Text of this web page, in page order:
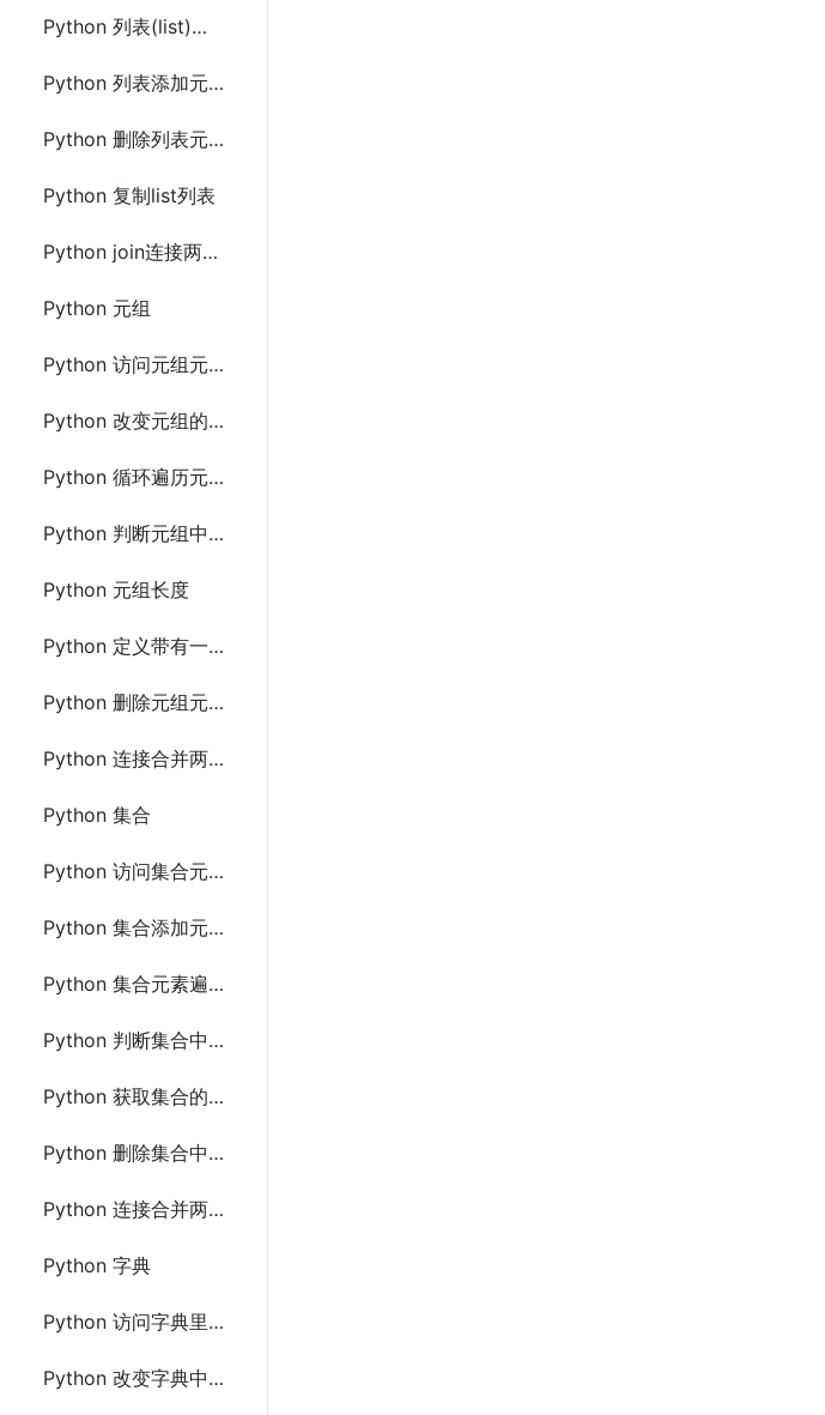
Python 列表(list)长度
Python 列表添加元素
Python 删除列表元素
Python 复制list列表
Python join连接两个list列表
Python 元组
Python 访问元组元素
Python 改变元组的值
Python 循环遍历元组
Python 判断元组中是否存在指定值
Python 元组长度
Python 定义带有一个元素的元组
Python 删除元组元素
Python 连接合并两个元组
Python 集合
Python 访问集合元素
Python 集合添加元素
Python 集合元素遍历
Python 判断集合中是否存在指定元素
Python 获取集合的长度
Python 删除集合中元素
Python 连接合并两个集合
Python 字典
Python 访问字典里的值
Python 改变字典中的值